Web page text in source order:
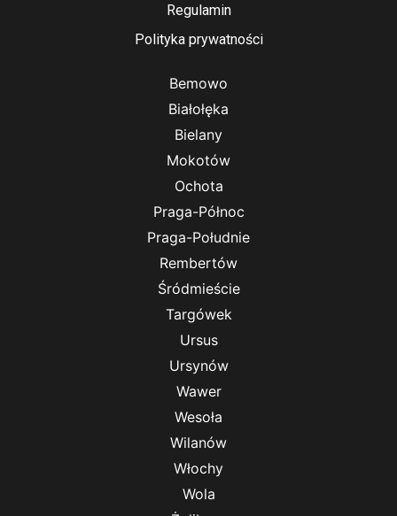
Regulamin
Polityka prywatności
Bemowo
Białołęka
Bielany
Mokotów
Ochota
Praga-Północ
Praga-Południe
Rembertów
Śródmieście
Targówek
Ursus
Ursynów
Wawer
Wesoła
Wilanów
Włochy
Wola